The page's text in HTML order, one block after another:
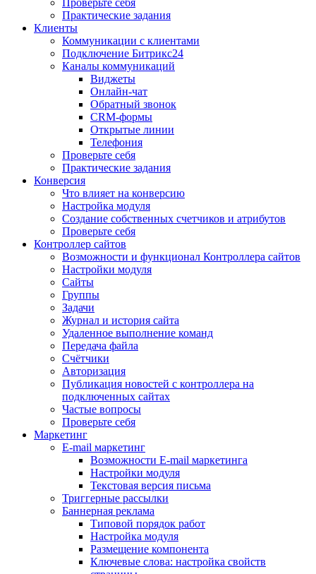
Проверьте себя
Практические задания
Клиенты
Коммуникации с клиентами
Подключение Битрикс24
Каналы коммуникаций
Виджеты
Онлайн-чат
Обратный звонок
CRM-формы
Открытые линии
Телефония
Проверьте себя
Практические задания
Конверсия
Что влияет на конверсию
Настройка модуля
Создание собственных счетчиков и атрибутов
Проверьте себя
Контроллер сайтов
Возможности и функционал Контроллера сайтов
Настройки модуля
Сайты
Группы
Задачи
Журнал и история сайта
Удаленное выполнение команд
Передача файла
Счётчики
Авторизация
Публикация новостей с контроллера на
подключенных сайтах
Частые вопросы
Проверьте себя
Маркетинг
E-mail маркетинг
Возможности E-mail маркетинга
Настройки модуля
Текстовая версия письма
Триггерные рассылки
Баннерная реклама
Типовой порядок работ
Настройка модуля
Размещение компонента
Ключевые слова: настройка свойств